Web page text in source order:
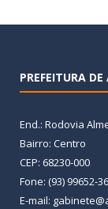
PREFEITURA
End.: Rodovia
Bairro: Centro
CEP: 68230-000
Fone: (93) 99652-
E-mail: